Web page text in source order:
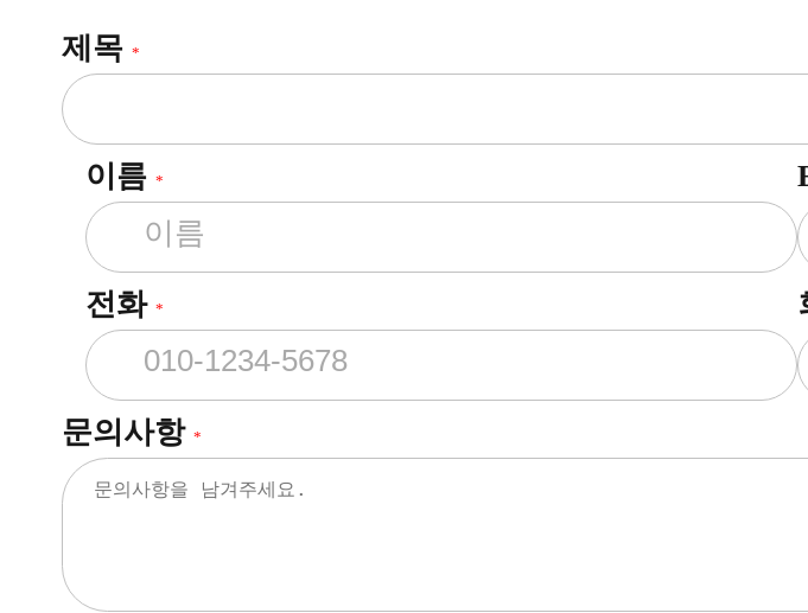
제목 *
이름 *
전화 *
문의사항 *